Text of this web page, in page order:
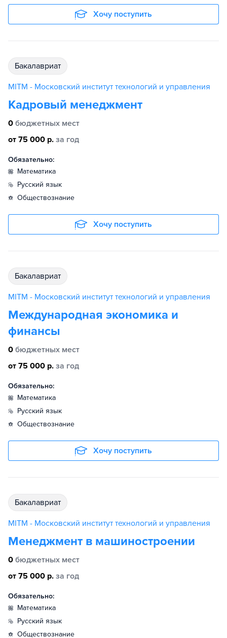
Хочу поступить
бакалавриат
MITM - Московский институт технологий и управления
Кадровый менеджмент
0 бюджетных мест
от 75 000 р. за год
Обязательно:
математика
русский язык
обществознание
Хочу поступить
бакалавриат
MITM - Московский институт технологий и управления
Международная экономика и
финансы
0 бюджетных мест
от 75 000 р. за год
Обязательно:
математика
русский язык
обществознание
Хочу поступить
бакалавриат
MITM - Московский институт технологий и управления
Менеджмент в машиностроении
0 бюджетных мест
от 75 000 р. за год
Обязательно:
математика
русский язык
обществознание